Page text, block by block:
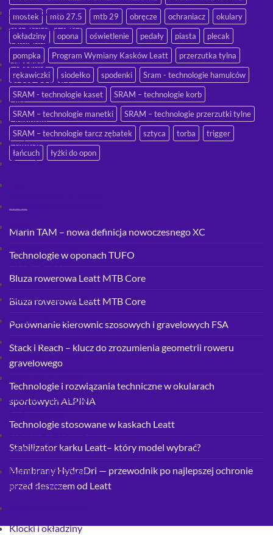
Amortyzatory
Akcesoria i części
zamienne
Przednie
Cross Country
Dirt
Downhill
Enduro
Gravel
Tylne
ATTENDANT
Hamulce rowerowe
Adaptery hamulców
Części i akcesoria
Hamulce szczękowe
hydrauliczne
Hamulce tarczowe
mechaniczne
Klocki i okładziny
mostek
mtb 27.5 mtb 29 obręcze ochraniacz
okulary
okładziny
opona oświetlenie pedały piasta
plecak
pompka
Program Wymiany Kasków Leatt
przerzutka tylna
rękawiczki
siodełko spodenki
Sram - technologie hamulców
SRAM - technologie kaset
SRAM – technologie korb
SRAM – technologie manetki
SRAM – technologie przerzutki tylne
SRAM – technologie tarcz zębatek
sztyca torba
trigger
łańcuch
łyżki do opon
Marin TAM – nowa definicja nowoczesnego XC
Technologie w oponach TUFO
Bluza rowerowa Leatt MTB Core
Bluza rowerowa Leatt MTB Core
Porównanie kierownic szosowych i gravelowych FSA
Stack i Reach – klucz do zrozumienia geometrii roweru
gravelowego
Technologie i rozwiązania techniczne w okularach
sportowych ALPINA
Technologie stosowane w kaskach Leatt
Stabilizator karku Leatt– który model wybrać?
Membrany HydraDri — przewodnik po najlepszej ochronie
przed deszczem od Leatt